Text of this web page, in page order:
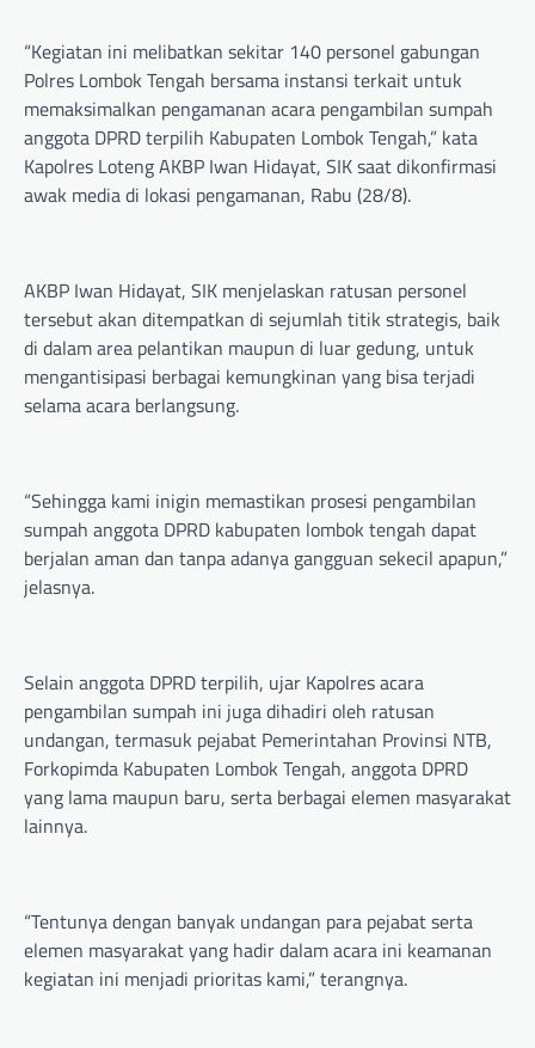
“Kegiatan ini melibatkan sekitar 140 personel gabungan
Polres Lombok Tengah bersama instansi terkait untuk
memaksimalkan pengamanan acara pengambilan sumpah
anggota DPRD terpilih Kabupaten Lombok Tengah,” kata
Kapolres Loteng AKBP Iwan Hidayat, SIK saat dikonfirmasi
awak media di lokasi pengamanan, Rabu (28/8).
AKBP Iwan Hidayat, SIK menjelaskan ratusan personel
tersebut akan ditempatkan di sejumlah titik strategis, baik
di dalam area pelantikan maupun di luar gedung, untuk
mengantisipasi berbagai kemungkinan yang bisa terjadi
selama acara berlangsung.
“Sehingga kami inigin memastikan prosesi pengambilan
sumpah anggota DPRD kabupaten lombok tengah dapat
berjalan aman dan tanpa adanya gangguan sekecil apapun,”
jelasnya.
Selain anggota DPRD terpilih, ujar Kapolres acara
pengambilan sumpah ini juga dihadiri oleh ratusan
undangan, termasuk pejabat Pemerintahan Provinsi NTB,
Forkopimda Kabupaten Lombok Tengah, anggota DPRD
yang lama maupun baru, serta berbagai elemen masyarakat
lainnya.
“Tentunya dengan banyak undangan para pejabat serta
elemen masyarakat yang hadir dalam acara ini keamanan
kegiatan ini menjadi prioritas kami,” terangnya.